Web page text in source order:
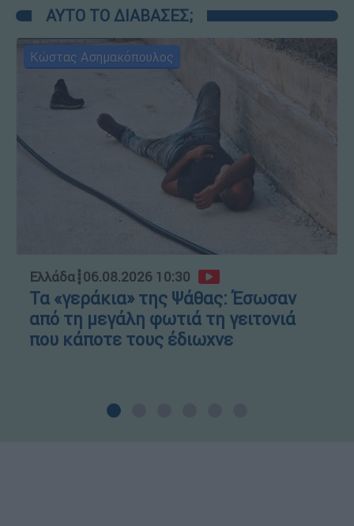
ΑΥΤΟ ΤΟ ΔΙΑΒΑΣΕΣ;
Κώστας Ασημακόπουλος
Ελλάδα┋06.08.2026 10:30
Τα «γεράκια» της Ψάθας: Έσωσαν
από τη μεγάλη φωτιά τη γειτονιά
που κάποτε τους έδιωχνε